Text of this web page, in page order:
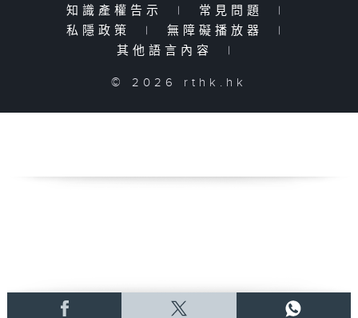
知識產權告示
| 常見問題
|
私隱政策
| 無障礙播放器
|
其他語言內容
|
© 2026 rthk.hk